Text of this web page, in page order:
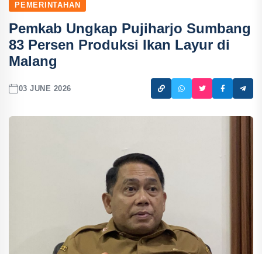
PEMERINTAHAN
Pemkab Ungkap Pujiharjo Sumbang
83 Persen Produksi Ikan Layur di
Malang
03 JUNE 2026